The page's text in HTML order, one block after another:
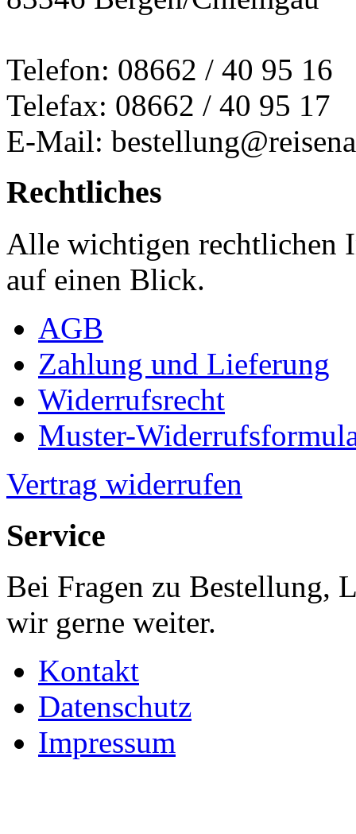
Telefon: 08662 / 40 95 16
Telefax: 08662 / 40 95 17
E-Mail:
Rechtliches
Alle wichtigen rechtlichen
auf einen Blick.
AGB
Zahlung und Lieferung
Widerrufsrecht
Muster-
Vertrag widerrufen
Service
Bei Fragen zu Bestellung,
wir gerne weiter.
Kontakt
Datenschutz
Impressum